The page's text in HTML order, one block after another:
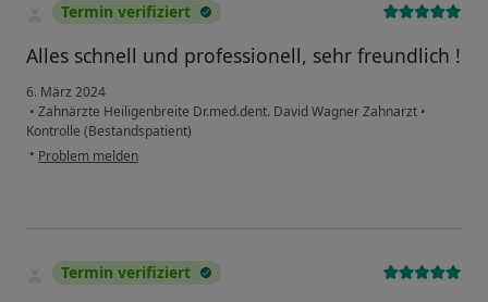
Termin verifiziert
Alles schnell und professionell, sehr freundlich !
6. März 2024
• Zahnärzte Heiligenbreite Dr.med.dent. David Wagner Zahnarzt •
Kontrolle (Bestandspatient)
• Problem melden
Termin verifiziert